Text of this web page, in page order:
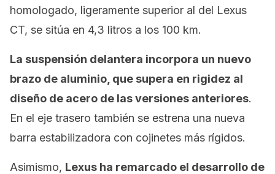
homologado, ligeramente superior al del Lexus
CT, se sitúa en 4,3 litros a los 100 km.
La suspensión delantera incorpora un nuevo
brazo de aluminio, que supera en rigidez al
diseño de acero de las versiones anteriores.
En el eje trasero también se estrena una nueva
barra estabilizadora con cojinetes más rígidos.
Asimismo, Lexus ha remarcado el desarrollo de